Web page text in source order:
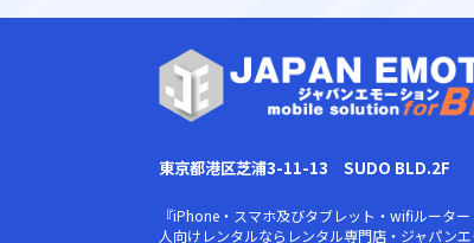
東京都港区芝浦3-11-13 SUDO BLD.2F
『iPhone・スマホ及びタブレット・wifiルータ
人向けレンタルならレンタル専門店・ジャパン